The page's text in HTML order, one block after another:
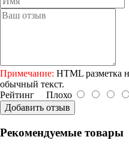
Примечание: HTML разметка
обычный текст.
Рейтинг Плохо
Добавить отзыв
Рекомендуемые товары